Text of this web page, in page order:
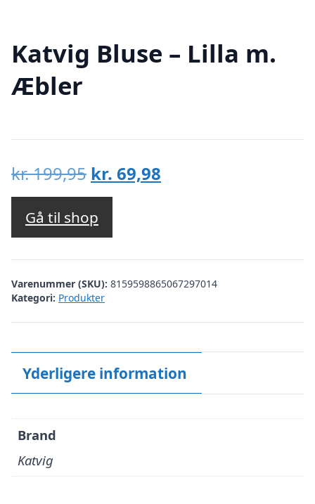
Katvig Bluse – Lilla m.
Æbler
kr.199,95 Den
oprindelige
pris
var:
kr. 199,95.
kr. 69,98
kr. 69,98.
Gå til shop
Varenummer (SKU): 8159598865067297014
Kategori: Produkter
Yderligere information
Brand
Katvig